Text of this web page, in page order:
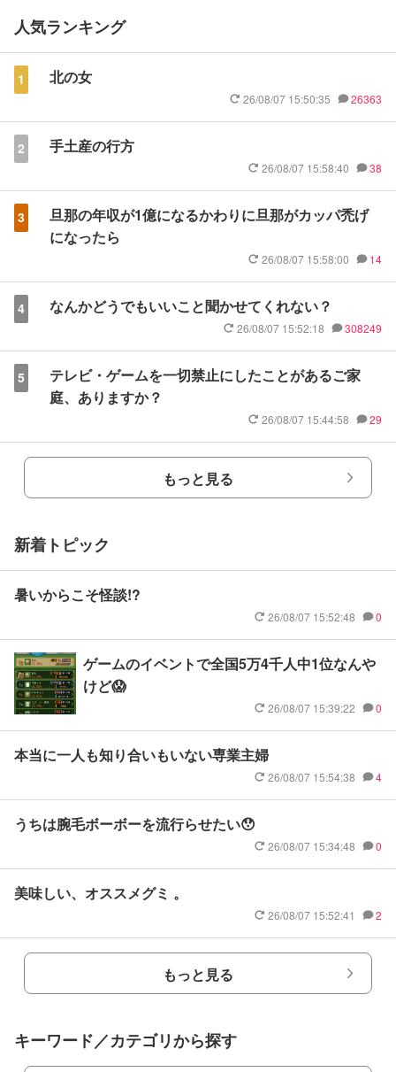
人気ランキング
1 北の女
26/08/07 15:50:35 26363
2 手土産の行方
26/08/07 15:58:40 38
3
旦那の年収が1億になるかわりに旦那がカッパ禿げ
になったら
26/08/07 15:58:00 14
4 なんかどうでもいいこと聞かせてくれない？
26/08/07 15:52:18 308249
5
テレビ・ゲームを一切禁止にしたことがあるご家
庭、ありますか？
26/08/07 15:44:58 29
もっと見る
新着トピック
暑いからこそ怪談!?
26/08/07 15:52:48 0
ゲームのイベントで全国5万4千人中1位なんや
けど😱
26/08/07 15:39:22 0
本当に一人も知り合いもいない専業主婦
26/08/07 15:54:38 4
うちは腕毛ボーボーを流行らせたい😯
26/08/07 15:34:48 0
美味しい、オススメグミ 。
26/08/07 15:52:41 2
もっと見る
キーワード／カテゴリから探す